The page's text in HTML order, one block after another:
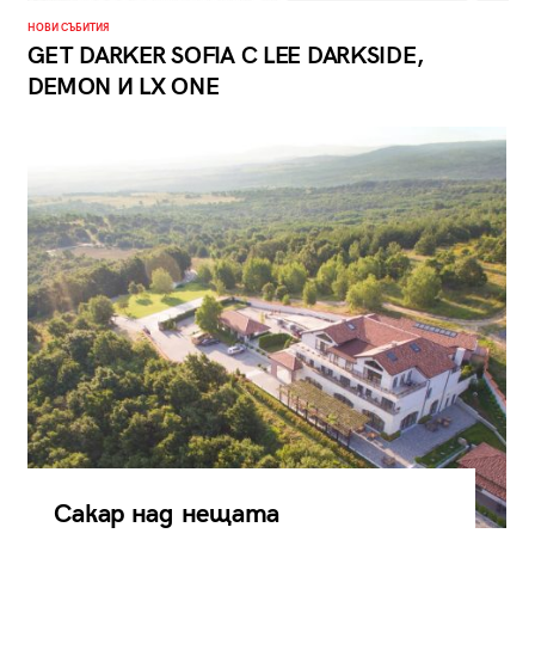
НОВИ СЪБИТИЯ
GET DARKER SOFIA С LEE DARKSIDE,
DEMON И LX ONE
Сакар над нещата